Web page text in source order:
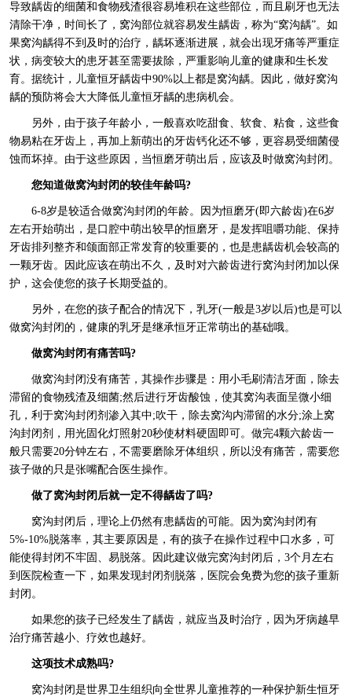
导致龋齿的细菌和食物残渣很容易堆积在这些部位，而且刷牙也无法
清除干净，时间长了，窝沟部位就容易发生龋齿，称为“窝沟龋”。如
果窝沟龋得不到及时的治疗，龋坏逐渐进展，就会出现牙痛等严重症
状，病变较大的患牙甚至需要拔除，严重影响儿童的健康和生长发
育。据统计，儿童恒牙龋齿中90%以上都是窝沟龋。因此，做好窝沟
龋的预防将会大大降低儿童恒牙龋的患病机会。
另外，由于孩子年龄小，一般喜欢吃甜食、软食、粘食，这些食
物易粘在牙齿上，再加上新萌出的牙齿钙化还不够，更容易受细菌侵
蚀而坏掉。由于这些原因，当恒磨牙萌出后，应该及时做窝沟封闭。
您知道做窝沟封闭的较佳年龄吗?
6-8岁是较适合做窝沟封闭的年龄。因为恒磨牙(即六龄齿)在6岁
左右开始萌出，是口腔中萌出较早的恒磨牙，是发挥咀嚼功能、保持
牙齿排列整齐和颌面部正常发育的较重要的，也是患龋齿机会较高的
一颗牙齿。因此应该在萌出不久，及时对六龄齿进行窝沟封闭加以保
护，这会使您的孩子长期受益的。
另外，在您的孩子配合的情况下，乳牙(一般是3岁以后)也是可以
做窝沟封闭的，健康的乳牙是继承恒牙正常萌出的基础哦。
做窝沟封闭有痛苦吗?
做窝沟封闭没有痛苦，其操作步骤是：用小毛刷清洁牙面，除去
滞留的食物残渣及细菌;然后进行牙齿酸蚀，使其窝沟表面呈微小细
孔，利于窝沟封闭剂渗入其中;吹干，除去窝沟内滞留的水分;涂上窝
沟封闭剂，用光固化灯照射20秒使材料硬固即可。做完4颗六龄齿一
般只需要20分钟左右，不需要磨除牙体组织，所以没有痛苦，需要您
孩子做的只是张嘴配合医生操作。
做了窝沟封闭后就一定不得龋齿了吗?
窝沟封闭后，理论上仍然有患龋齿的可能。因为窝沟封闭有
5%-10%脱落率，其主要原因是，有的孩子在操作过程中口水多，可
能使得封闭不牢固、易脱落。因此建议做完窝沟封闭后，3个月左右
到医院检查一下，如果发现封闭剂脱落，医院会免费为您的孩子重新
封闭。
如果您的孩子已经发生了龋齿，就应当及时治疗，因为牙病越早
治疗痛苦越小、疗效也越好。
这项技术成熟吗?
窝沟封闭是世界卫生组织向全世界儿童推荐的一种保护新生恒牙